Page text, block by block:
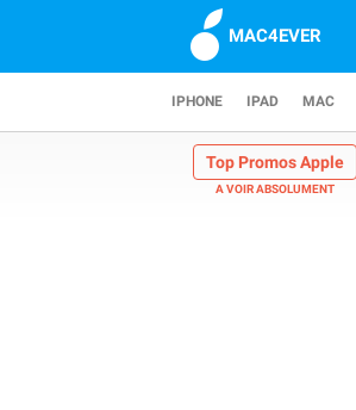
MAC4EVER
IPHONE IPAD MAC
Top Promos Apple